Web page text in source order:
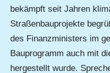
bekämpft seit Jahren
Straßenbauprojekte
des Finanzministers im
Bauprogramm auch mit
hergestellt wurde.